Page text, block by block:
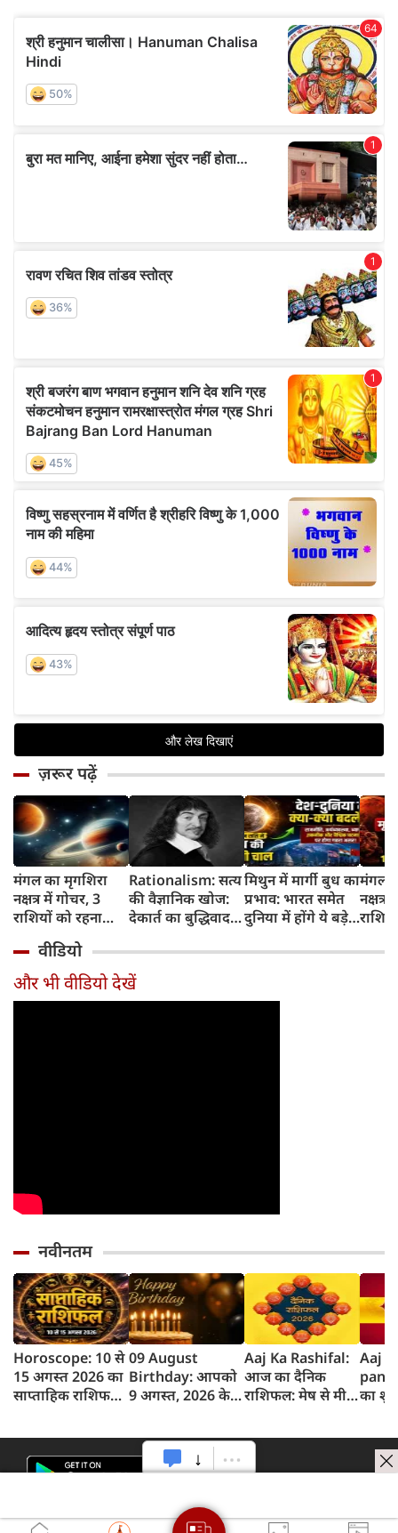
ज़रूर पढ़ें
मंगल का मृगशिरा
नक्षत्र में गोचर, 3
राशियों को रहना
सावधान
Rationalism: सत्य
की वैज्ञानिक खोज:
देकार्त का बुद्धिवाद
का जन्म
मिथुन में मार्गी बुध का
प्रभाव: भारत समेत
दुनिया में होंगे ये बड़े
मंगल
नक्षत्र
किसे
वीडियो
और भी वीडियो देखें
नवीनतम
Horoscope: 10 से
15 अगस्त 2026 का
साप्ताहिक राशिफल,
नुकसान
09 August
Birthday: आपको
9 अगस्त, 2026 के
Aaj Ka Rashifal:
आज का दैनिक
राशिफल: मेष से मीन
2026)
Aaj
का
समय